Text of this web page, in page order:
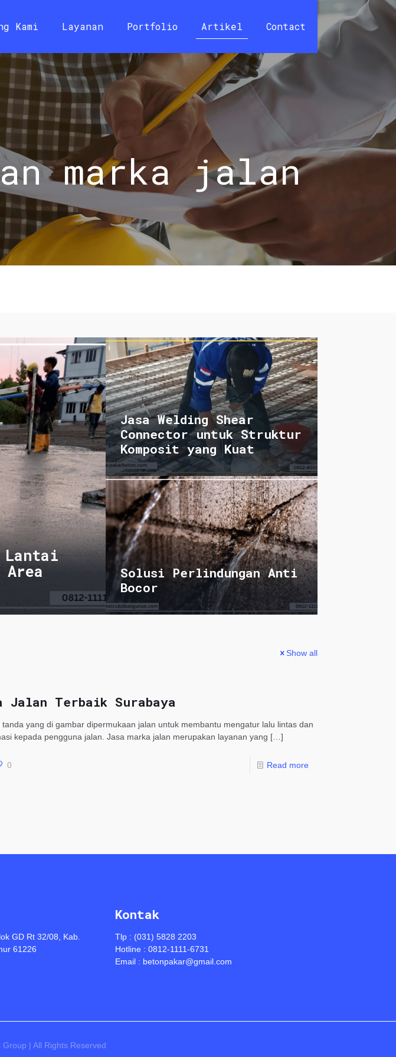
Kami Layanan Portfolio Artikel Contact
marka jalan
Lantai
Jasa Welding Shear
Connector untuk Struktur
Komposit yang Kuat
Solusi Perlindungan Anti
Bocor
Show all
Jalan Terbaik Surabaya
yang di gambar dipermukaan jalan untuk membantu mengatur lalu lintas dan
kepada pengguna jalan. Jasa marka jalan merupakan layanan yang […]
0 Read more
GD Rt 32/08, Kab.
61226
Kontak
Tlp : (031) 5828 2203
Hotline : 0812-1111-6731
Email : betonpakar@gmail.com
| All Rights Reserved